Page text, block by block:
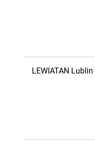
LEWIATAN Lublin